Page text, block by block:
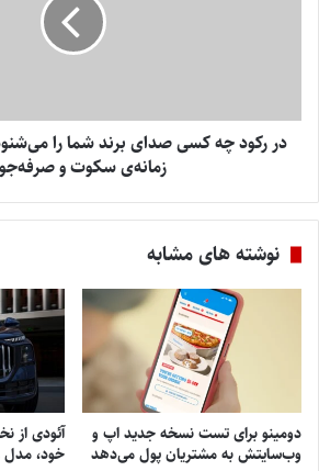
در رکود چه کسی صدای برند شما را
زمانه‌ی سکوت و
نوشته های مشابه
دومینو برای تست نسخه جدید اپ و
وب‌سایتش به مشتریان پول می‌دهد
آئودی از
خود، مدل Q9 پرده برداشت